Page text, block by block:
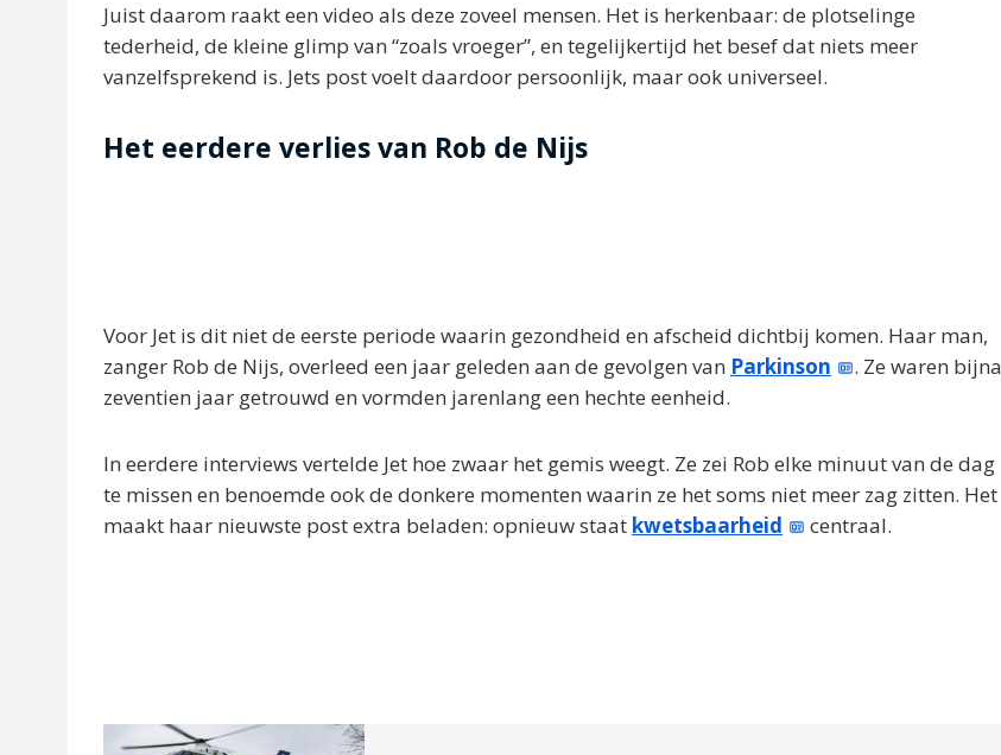
Juist daarom raakt een video als deze zoveel mensen. Het is herkenbaar: de plotselinge
tederheid, de kleine glimp van “zoals vroeger”, en tegelijkertijd het besef dat niets meer
vanzelfsprekend is. Jets post voelt daardoor persoonlijk, maar ook universeel.
Het eerdere verlies van Rob de Nijs
Voor Jet is dit niet de eerste periode waarin gezondheid en afscheid dichtbij komen. Haar man,
zanger Rob de Nijs, overleed een jaar geleden aan de gevolgen van Parkinson
. Ze waren bijna
zeventien jaar getrouwd en vormden jarenlang een hechte eenheid.
In eerdere interviews vertelde Jet hoe zwaar het gemis weegt. Ze zei Rob elke minuut van de dag
te missen en benoemde ook de donkere momenten waarin ze het soms niet meer zag zitten. Het
maakt haar nieuwste post extra beladen: opnieuw staat kwetsbaarheid centraal.